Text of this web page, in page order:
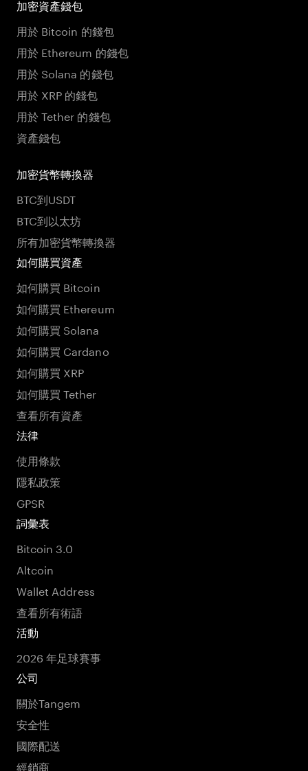
加密資產錢包
用於 Bitcoin 的錢包
用於 Ethereum 的錢包
用於 Solana 的錢包
用於 XRP 的錢包
用於 Tether 的錢包
資產錢包
加密貨幣轉換器
BTC到USDT
BTC到以太坊
所有加密貨幣轉換器
如何購買資產
如何購買 Bitcoin
如何購買 Ethereum
如何購買 Solana
如何購買 Cardano
如何購買 XRP
如何購買 Tether
查看所有資產
法律
使用條款
隱私政策
GPSR
詞彙表
Bitcoin 3.0
Altcoin
Wallet Address
查看所有術語
活動
2026 年足球賽事
公司
關於Tangem
安全性
國際配送
經銷商